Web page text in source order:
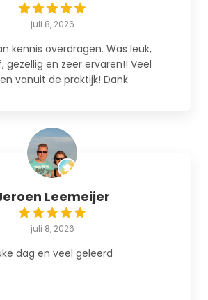
juli 8, 2026
kennis overdragen. Was leuk,
en zeer ervaren!! Veel
vanuit de praktijk! Dank
Leemeijer
juli 8, 2026
dag en veel geleerd